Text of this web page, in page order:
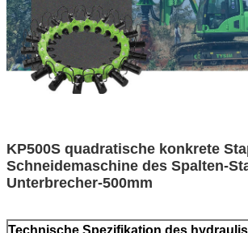
KP500S quadratische konkrete
Schneidemaschine des Spalten-
Unterbrecher-500mm
Technische Spezifikation des